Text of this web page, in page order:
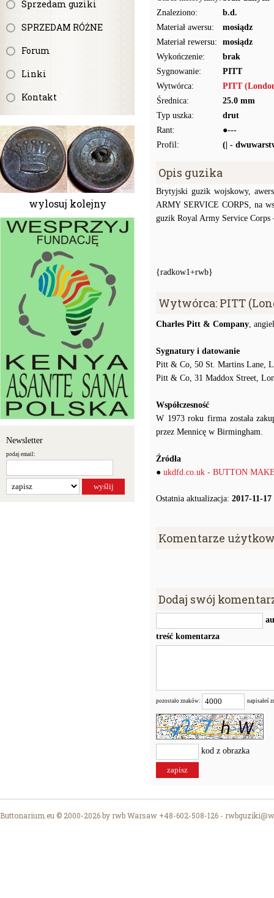
Sprzedam guziki
SPRZEDAM RÓŻNE
Forum
Linki
Kontakt
wylosuj kolejny
Newsletter
podaj email:
Znaleziono:
b.d.
Materiał awersu:
mosiądz
Materiał rewersu:
mosiądz
Wykończenie:
brak
Sygnowanie:
PITT
Wytwórca:
PITT
Średnica:
25.0 mm
Typ uszka:
drut
Rant:
●---
Profil:
(| -
Opis guzika
Brytyjski guzik wojskowy,
ARMY SERVICE CORPS, na
guzik Royal Army Service
{radkow1+rwb}
Wytwórca: PITT
Charles Pitt & Company,
Sygnatury i datowanie
Pitt & Co, 50 St. Martins Lane,
Pitt & Co, 31 Maddox Street,
Współczesność
W 1973 roku firma została
przez Mennicę w Birmingham.
Źródła
● ukdfd.co.uk - BUTTON
Ostatnia aktualizacja: 2017-11-17
Komentarze
Dodaj swój
treść komentarza
pozostało znaków: napisałeś
kod z obrazka
Buttonarium.eu © 2000-2026 by rwb Warsaw +48-602-508-126 -